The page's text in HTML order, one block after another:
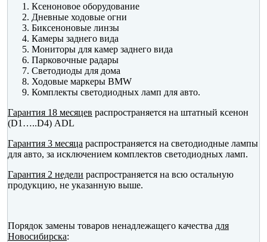
Ксеноновое оборудование
Дневные ходовые огни
Биксеноновые линзы
Камеры заднего вида
Мониторы для камер заднего вида
Парковочные радары
Светодиоды для дома
Ходовые маркеры BMW
Комплекты светодиодных ламп для авто.
Гарантия 18 месяцев распространяется на штатный ксенон
(D1…..D4) ADL
Гарантия 3 месяца распространяется на светодиодные лампы
для авто, за исключением комплектов светодиодных ламп.
Гарантия 2 недели распространяется на всю остальную
продукцию, не указанную выше.
Порядок замены товаров ненадлежащего качества для
Новосибирска: